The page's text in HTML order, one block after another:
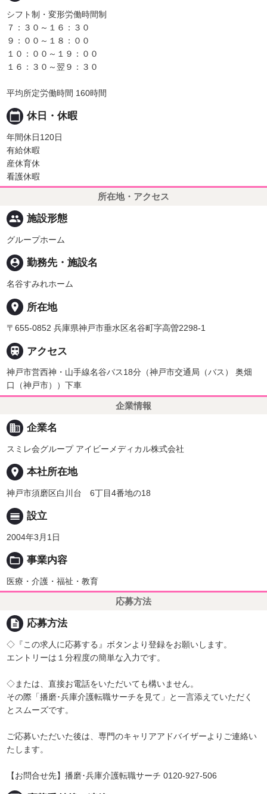
シフト制・変形労働時間制
７：３０～１６：３０
９：００～１８：００
１０：００～１９：００
１６：３０～翌９：３０
平均所定労働時間 160時間
calendar_today 休日・休暇
年間休日120日
有給休暇
産休育休
看護休暇
所在地・アクセス
people 施設形態
グループホーム
person_pin 勤務先・施設名
名谷すみれホーム
place 所在地
〒655-0852 兵庫県神戸市垂水区名谷町字高曽2298-1
 アクセス
神戸市営西神・山手線名谷バス18分（神戸市交通局（バス） 奥畑
口（神戸市））下車
企業情報
business 企業名
スミレ会グループ アイビーメディカル株式会社
place 本社所在地
神戸市須磨区白川台 6丁目4番地の18
calendar_view_day 設立
2004年3月1日
folder_open 事業内容
医療・介護・福祉・教育
応募方法
description 応募方法
◇『この求人に応募する』ボタンより登録をお願いします。
エントリーは１分程度の簡単な入力です。
◇または、直接お電話をいただいても構いません。
その際「播磨･兵庫介護転職サーチを見て」と一言添えていただく
とスムーズです。
ご応募いただいた後は、専門のキャリアアドバイザーよりご連絡い
たします。
【お問合せ先】播磨･兵庫介護転職サーチ 0120-927-506